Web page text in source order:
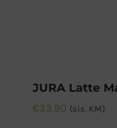
€33,90 (sis. KM)